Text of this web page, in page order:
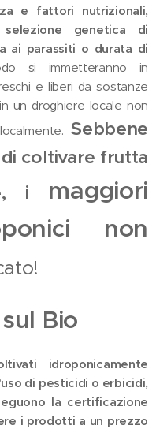
e fattori nutrizionali,
genetica di
ai parassiti o durata di
si immetteranno in
e liberi da sostanze
un droghiere locale non
Sebbene
coltivare frutta
i maggiori
non
Bio
​​idroponicamente
di pesticidi o erbicidi,
la certificazione
i prodotti a un prezzo